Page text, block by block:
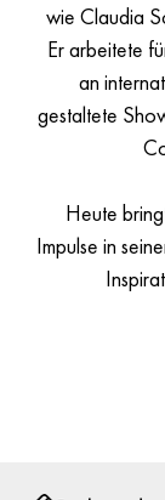
wie Claudia
Er arbeitete
an
gestaltete
Heute
Impulse in